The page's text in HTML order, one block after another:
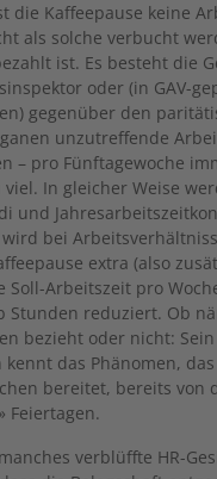
die Kaffeepause keine
als solche verbucht
ist. Es besteht die
oder (in GAV-
gegenüber den
unzutreffende
– pro Fünftagewoche
viel. In gleicher Weise
und
bei
extra (also
Soll-Arbeitszeit pro
Stunden reduziert. Ob
bezieht oder nicht:
kennt das Phänomen,
bereitet, bereits von
Feiertagen.
verblüffte HR-